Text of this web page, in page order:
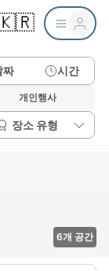
짜 시간
개인행사
장소 유형
6개 공간